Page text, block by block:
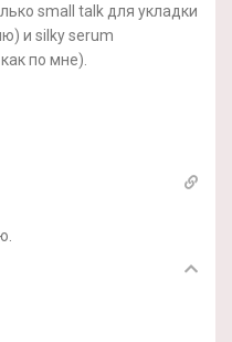
small talk для укладки
и silky serum
по мне).